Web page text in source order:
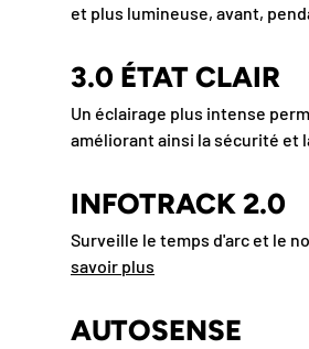
et plus lumineuse, avant,
3.0 ÉTAT CLAIR
Un éclairage plus intense
améliorant ainsi la sécurité et
INFOTRACK 2.0
Surveille le temps d'arc et le
savoir plus
AUTOSENSE